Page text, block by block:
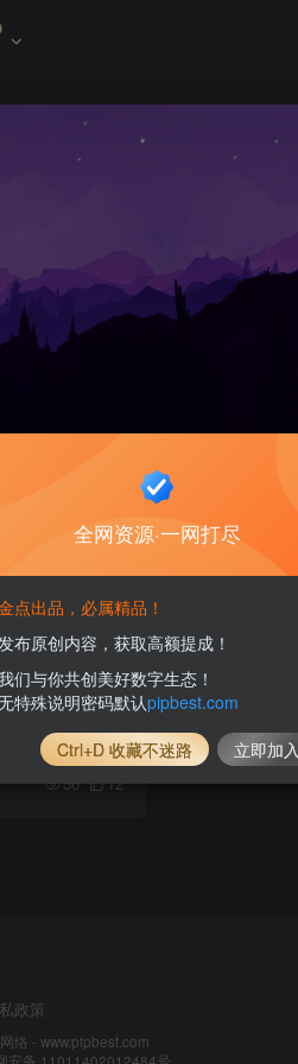
开端】最新
_龙魂绕体
56 12
政策
络 - www.pipbest.com
安备 11011402012484号
全网资源·一网打尽
点出品，必属精品！
发布原创内容，获取高额提成！
们与你共创美好数字生态！
特殊说明密码默认pipbest.com
Ctrl+D 收藏不迷路 立即加入